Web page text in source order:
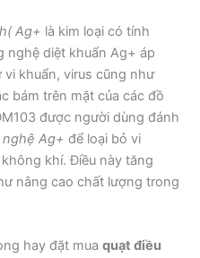
Ag+ là kim loại có tính
nghệ diệt khuẩn Ag+ áp
khuẩn, virus cũng như
bám trên mặt của các đồ
được người dùng đánh
Ag+ để loại bỏ vi
khí. Điều này tăng
nâng cao chất lượng trong
hay đặt mua quạt điều